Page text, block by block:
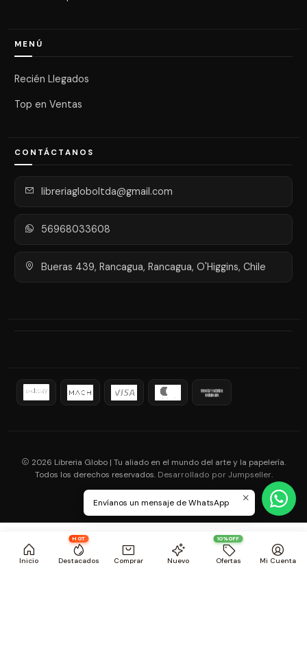
Inicio
HOT
Destacados Comprar Nuevo
10%OFF
Ofertas Mi Cuenta
MENÚ
Recién Llegados
Top en Ventas
CONTÁCTANOS
libreriagloboltda@gmail.com
56968033608
Bueras 439, Rancagua, Rancagua, O'Higgins, Chile
2026 Libreria Globo | Tu aliado en el mundo del arte y la papelería.
Todos los derechos reservados. Desarrollado por Jumpseller.
Envíanos un mensaje de WhatsApp